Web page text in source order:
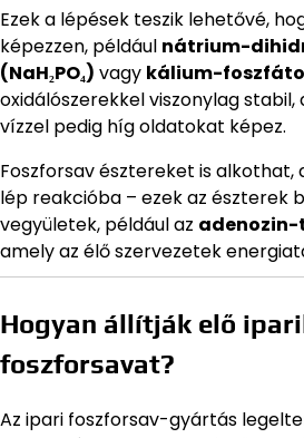
Ezek a lépések teszik lehetővé,
képezzen, például nátrium-
(NaH₂PO₄) vagy kálium-foszfátot
oxidálószerekkel viszonylag stabil,
vízzel pedig híg oldatokat képez.
Foszforsav észtereket is alkothat,
lép reakcióba – ezek az észterek
vegyületek, például az
amely az élő szervezetek
Hogyan állítják elő
foszforsavat?
Az ipari foszforsav-gyártás